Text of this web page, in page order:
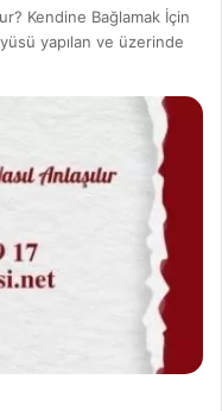
Kendine Bağlamak İçin
yapılan ve üzerinde